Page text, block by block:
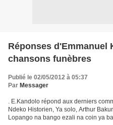
Réponses d'Emmanuel
chansons funèbres
Publié le 02/05/2012 à 05:37
Par Messager
. E.Kandolo répond aux derniers
Ndeko Historien, Ya solo, Arthur
Lopango na bango ezali na coin ya